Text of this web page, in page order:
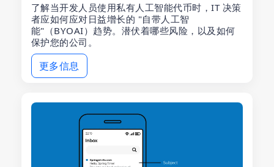
了解当开发人员使用私有人工智能代币时，IT 决策
者应如何应对日益增长的 "自带人工智
能"（BYOAI）趋势。潜伏着哪些风险，以及如何
保护您的公司。
更多信息